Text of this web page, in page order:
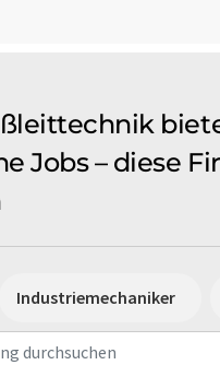
Jobs – diese
Industriemechaniker
durchsuchen